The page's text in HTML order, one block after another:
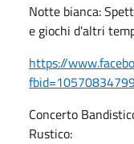
Notte bianca:
e giochi d'altri
https://
Concerto
Rustico: